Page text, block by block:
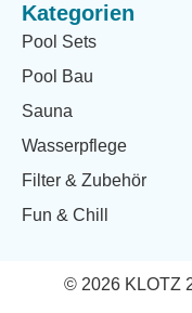
Kategorien
Pool Sets
Pool Bau
Sauna
Wasserpflege
Filter & Zubehör
Fun & Chill
© 2026 KLOTZ